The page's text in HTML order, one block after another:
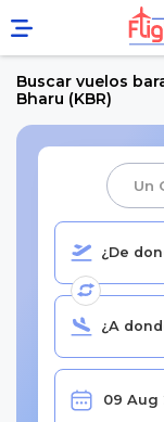
Buscar vuelos
Bharu (KBR)
Un